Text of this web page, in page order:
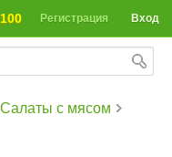
Вход
Регистрация
Салаты с мясом